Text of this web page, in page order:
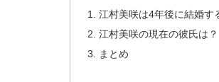
江村美咲は4年後に結婚す
江村美咲の現在の彼氏は？
まとめ